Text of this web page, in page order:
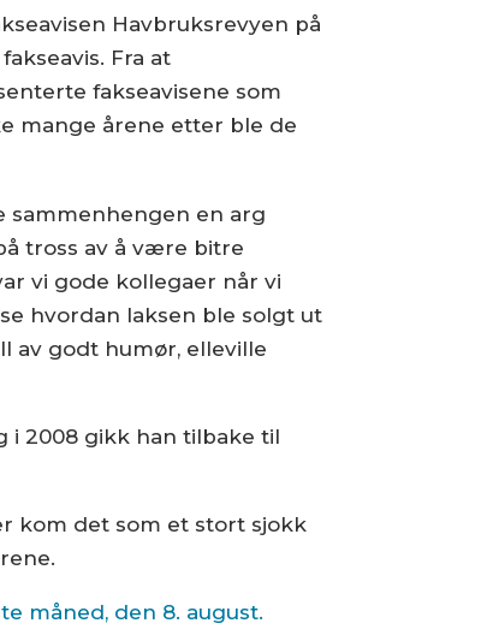
Havbruksrevyen på
Fra at
fakseavisene som
mange årene etter ble de
sammenhengen en arg
tross av å være bitre
vi gode kollegaer når vi
hvordan laksen ble solgt ut
av godt humør, elleville
i 2008 gikk han tilbake til
kom det som et stort sjokk
måned, den 8. august.